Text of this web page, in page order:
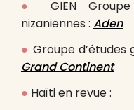
●
GIEN Groupe
nizaniennes : Aden
● Groupe d’études
Grand Continent
● Haïti en revue :